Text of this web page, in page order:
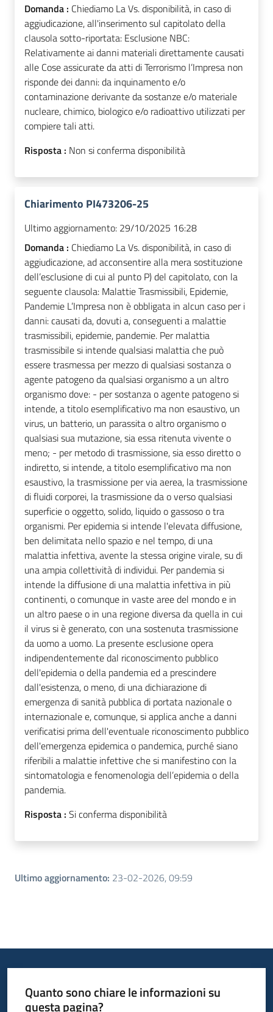
Domanda : Chiediamo La Vs. disponibilità, in caso di
aggiudicazione, all'inserimento sul capitolato della
clausola sotto-riportata: Esclusione NBC:
Relativamente ai danni materiali direttamente causati
alle Cose assicurate da atti di Terrorismo l’Impresa non
risponde dei danni: da inquinamento e/o
contaminazione derivante da sostanze e/o materiale
nucleare, chimico, biologico e/o radioattivo utilizzati per
compiere tali atti.
Risposta : Non si conferma disponibilità
Chiarimento PI473206-25
Ultimo aggiornamento: 29/10/2025 16:28
Domanda : Chiediamo La Vs. disponibilità, in caso di
aggiudicazione, ad acconsentire alla mera sostituzione
dell’esclusione di cui al punto P) del capitolato, con la
seguente clausola: Malattie Trasmissibili, Epidemie,
Pandemie L’Impresa non è obbligata in alcun caso per i
danni: causati da, dovuti a, conseguenti a malattie
trasmissibili, epidemie, pandemie. Per malattia
trasmissibile si intende qualsiasi malattia che può
essere trasmessa per mezzo di qualsiasi sostanza o
agente patogeno da qualsiasi organismo a un altro
organismo dove: - per sostanza o agente patogeno si
intende, a titolo esemplificativo ma non esaustivo, un
virus, un batterio, un parassita o altro organismo o
qualsiasi sua mutazione, sia essa ritenuta vivente o
meno; - per metodo di trasmissione, sia esso diretto o
indiretto, si intende, a titolo esemplificativo ma non
esaustivo, la trasmissione per via aerea, la trasmissione
di fluidi corporei, la trasmissione da o verso qualsiasi
superficie o oggetto, solido, liquido o gassoso o tra
organismi. Per epidemia si intende l'elevata diffusione,
ben delimitata nello spazio e nel tempo, di una
malattia infettiva, avente la stessa origine virale, su di
una ampia collettività di individui. Per pandemia si
intende la diffusione di una malattia infettiva in più
continenti, o comunque in vaste aree del mondo e in
un altro paese o in una regione diversa da quella in cui
il virus si è generato, con una sostenuta trasmissione
da uomo a uomo. La presente esclusione opera
indipendentemente dal riconoscimento pubblico
dell'epidemia o della pandemia ed a prescindere
dall'esistenza, o meno, di una dichiarazione di
emergenza di sanità pubblica di portata nazionale o
internazionale e, comunque, si applica anche a danni
verificatisi prima dell'eventuale riconoscimento pubblico
dell'emergenza epidemica o pandemica, purché siano
riferibili a malattie infettive che si manifestino con la
sintomatologia e fenomenologia dell’epidemia o della
pandemia.
Risposta : Si conferma disponibilità
Ultimo aggiornamento: 23-02-2026, 09:59
Quanto sono chiare le informazioni su
questa pagina?